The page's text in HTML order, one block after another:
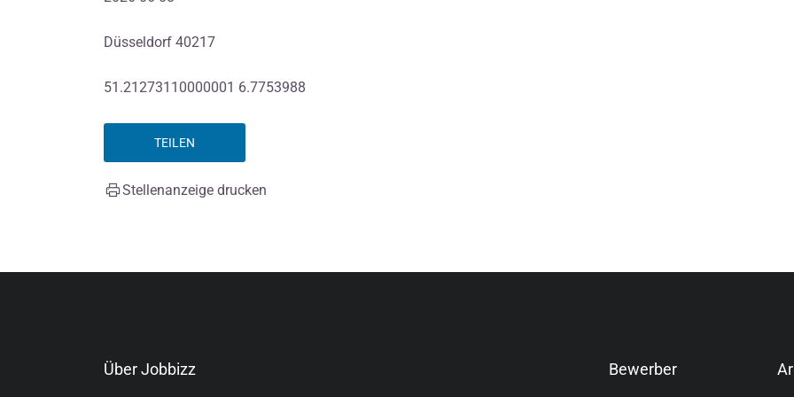
Düsseldorf 40217
51.21273110000001 6.7753988
TEILEN
Stellenanzeige drucken
Über Jobbizz Bewerber